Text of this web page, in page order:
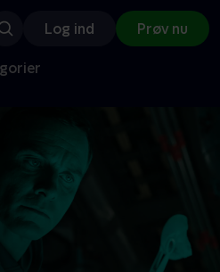
Log ind Prøv nu